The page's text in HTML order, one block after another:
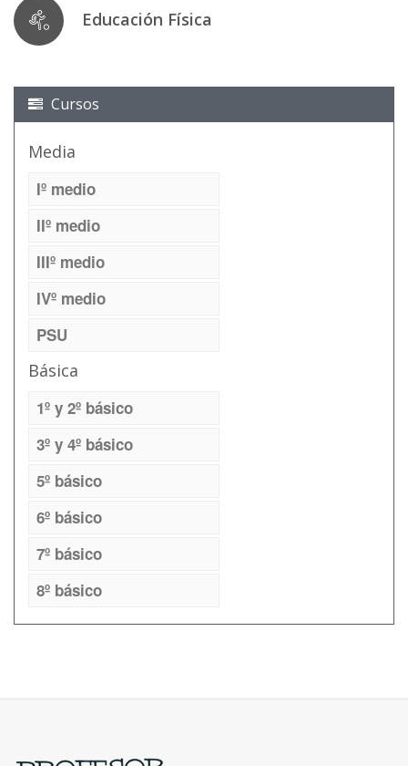
Educación Física
Cursos
Media
Iº medio
IIº medio
IIIº medio
IVº medio
PSU
Básica
1º y 2º básico
3º y 4º básico
5º básico
6º básico
7º básico
8º básico